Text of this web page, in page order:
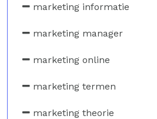
marketing informatie
marketing manager
marketing online
marketing termen
marketing theorie